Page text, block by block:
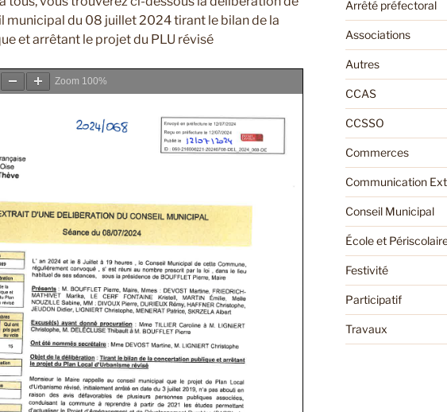
municipal du 08 juillet 2024 tirant le bilan de la
et arrêtant le projet du PLU révisé
Zoom 100%
Arrêté préfectoral
Associations
Autres
CCAS
CCSSO
Commerces
Communication
Conseil Municipal
École et
Festivité
Participatif
Travaux